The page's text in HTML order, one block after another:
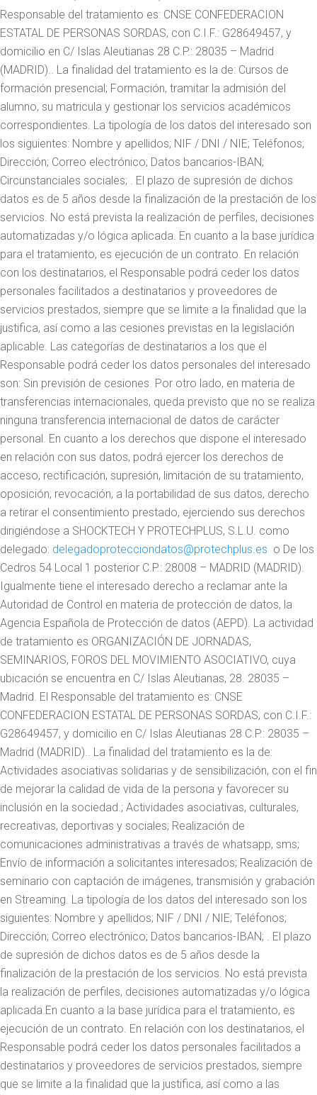
Responsable del tratamiento es: CNSE CONFEDERACION
ESTATAL DE PERSONAS SORDAS, con C.I.F.: G28649457, y
domicilio en C/ Islas Aleutianas 28 C.P.: 28035 – Madrid
(MADRID).. La finalidad del tratamiento es la de: Cursos de
formación presencial; Formación, tramitar la admisión del
alumno, su matricula y gestionar los servicios académicos
correspondientes. La tipología de los datos del interesado son
los siguientes: Nombre y apellidos; NIF / DNI / NIE; Teléfonos;
Dirección; Correo electrónico; Datos bancarios-IBAN;
Circunstanciales sociales; . El plazo de supresión de dichos
datos es de 5 años desde la finalización de la prestación de los
servicios. No está prevista la realización de perfiles, decisiones
automatizadas y/o lógica aplicada. En cuanto a la base jurídica
para el tratamiento, es ejecución de un contrato. En relación
con los destinatarios, el Responsable podrá ceder los datos
personales facilitados a destinatarios y proveedores de
servicios prestados, siempre que se limite a la finalidad que la
justifica, así como a las cesiones previstas en la legislación
aplicable. Las categorías de destinatarios a los que el
Responsable podrá ceder los datos personales del interesado
son: Sin previsión de cesiones. Por otro lado, en materia de
transferencias internacionales, queda previsto que no se realiza
ninguna transferencia internacional de datos de carácter
personal. En cuanto a los derechos que dispone el interesado
en relación con sus datos, podrá ejercer los derechos de
acceso, rectificación, supresión, limitación de su tratamiento,
oposición, revocación, a la portabilidad de sus datos, derecho
a retirar el consentimiento prestado, ejerciendo sus derechos
dirigiéndose a SHOCKTECH Y PROTECHPLUS, S.L.U. como
delegado: delegadoprotecciondatos@protechplus.es o De los
Cedros 54 Local 1 posterior C.P.: 28008 – MADRID (MADRID).
Igualmente tiene el interesado derecho a reclamar ante la
Autoridad de Control en materia de protección de datos, la
Agencia Española de Protección de datos (AEPD). La actividad
de tratamiento es ORGANIZACIÓN DE JORNADAS,
SEMINARIOS, FOROS DEL MOVIMIENTO ASOCIATIVO, cuya
ubicación se encuentra en C/ Islas Aleutianas, 28. 28035 –
Madrid. El Responsable del tratamiento es: CNSE
CONFEDERACION ESTATAL DE PERSONAS SORDAS, con C.I.F.:
G28649457, y domicilio en C/ Islas Aleutianas 28 C.P.: 28035 –
Madrid (MADRID).. La finalidad del tratamiento es la de:
Actividades asociativas solidarias y de sensibilización, con el fin
de mejorar la calidad de vida de la persona y favorecer su
inclusión en la sociedad.; Actividades asociativas, culturales,
recreativas, deportivas y sociales; Realización de
comunicaciones administrativas a través de whatsapp, sms;
Envío de información a solicitantes interesados; Realización de
seminario con captación de imágenes, transmisión y grabación
en Streaming. La tipología de los datos del interesado son los
siguientes: Nombre y apellidos; NIF / DNI / NIE; Teléfonos;
Dirección; Correo electrónico; Datos bancarios-IBAN; . El plazo
de supresión de dichos datos es de 5 años desde la
finalización de la prestación de los servicios. No está prevista
la realización de perfiles, decisiones automatizadas y/o lógica
aplicada.En cuanto a la base jurídica para el tratamiento, es
ejecución de un contrato. En relación con los destinatarios, el
Responsable podrá ceder los datos personales facilitados a
destinatarios y proveedores de servicios prestados, siempre
que se limite a la finalidad que la justifica, así como a las